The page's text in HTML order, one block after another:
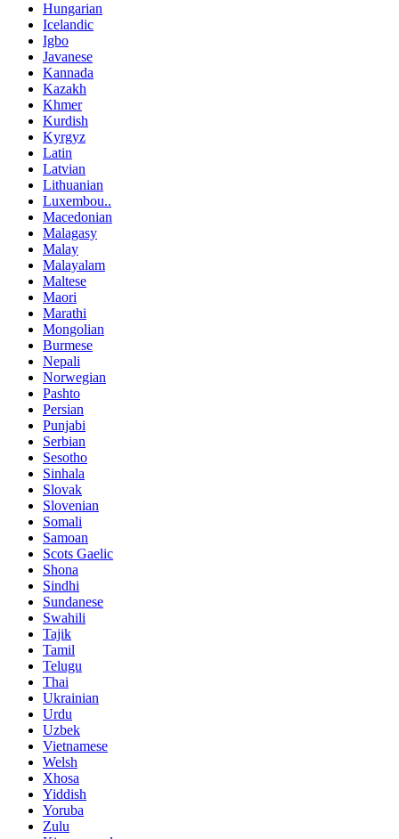
Hungarian
Icelandic
Igbo
Javanese
Kannada
Kazakh
Khmer
Kurdish
Kyrgyz
Latin
Latvian
Lithuanian
Luxembou..
Macedonian
Malagasy
Malay
Malayalam
Maltese
Maori
Marathi
Mongolian
Burmese
Nepali
Norwegian
Pashto
Persian
Punjabi
Serbian
Sesotho
Sinhala
Slovak
Slovenian
Somali
Samoan
Scots Gaelic
Shona
Sindhi
Sundanese
Swahili
Tajik
Tamil
Telugu
Thai
Ukrainian
Urdu
Uzbek
Vietnamese
Welsh
Xhosa
Yiddish
Yoruba
Zulu